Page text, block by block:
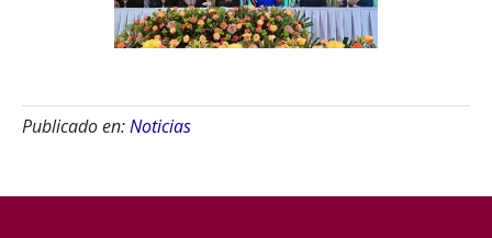
Publicado en:Noticias